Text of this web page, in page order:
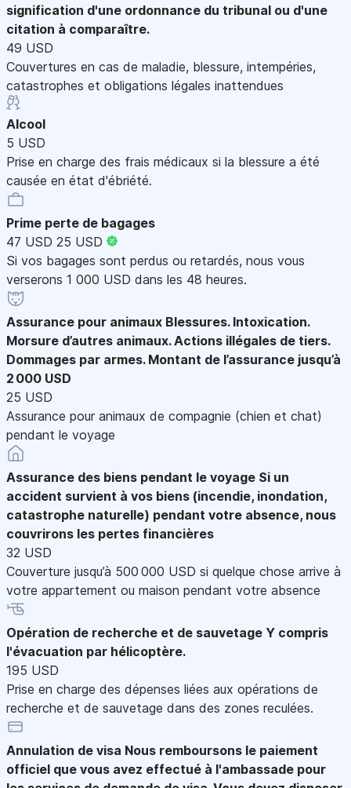
signification d'une ordonnance du tribunal ou d'une
citation à comparaître.
49 USD
Couvertures en cas de maladie, blessure, intempéries,
catastrophes et obligations légales inattendues
Alcool
5 USD
Prise en charge des frais médicaux si la blessure a été
causée en état d'ébriété.
Prime perte de bagages
47 USD 25 USD
Si vos bagages sont perdus ou retardés, nous vous
verserons 1 000 USD dans les 48 heures.
Assurance pour animaux Blessures. Intoxication.
Morsure d’autres animaux. Actions illégales de tiers.
Dommages par armes. Montant de l’assurance jusqu’à
2 000 USD
25 USD
Assurance pour animaux de compagnie (chien et chat)
pendant le voyage
Assurance des biens pendant le voyage Si un
accident survient à vos biens (incendie, inondation,
catastrophe naturelle) pendant votre absence, nous
couvrirons les pertes financières
32 USD
Couverture jusqu’à 500 000 USD si quelque chose arrive à
votre appartement ou maison pendant votre absence
Opération de recherche et de sauvetage Y compris
l'évacuation par hélicoptère.
195 USD
Prise en charge des dépenses liées aux opérations de
recherche et de sauvetage dans des zones reculées.
Annulation de visa Nous remboursons le paiement
officiel que vous avez effectué à l'ambassade pour